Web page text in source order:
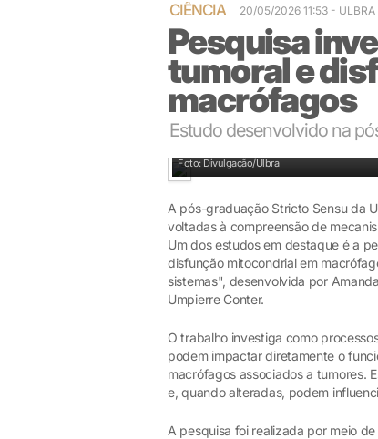
CIÊNCIA 20/05/2026 11:53 - ULBRA
Pesquisa
tumoral e
macrófagos
Estudo desenvolvido na
Foto: Divulgação/Ulbra
A pós-graduação Stricto Sensu da
voltadas à compreensão de
Um dos estudos em destaque é a
disfunção mitocondrial em
sistemas", desenvolvida por
Umpierre Conter.
O trabalho investiga como
podem impactar diretamente o
macrófagos associados a tumores.
e, quando alteradas, podem
A pesquisa foi realizada por meio